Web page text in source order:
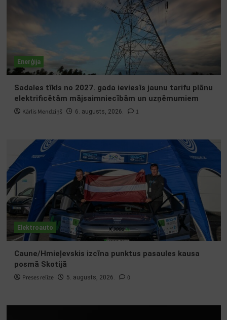
Enerģija
Sadales tīkls no 2027. gada ieviesīs jaunu tarifu plānu
elektrificētām mājsaimniecībām un uzņēmumiem
Kārlis Mendziņš 6. augusts, 2026. 1
Elektroauto
Caune/Hmieļevskis izcīna punktus pasaules kausa
posmā Skotijā
Preses relīze 5. augusts, 2026. 0